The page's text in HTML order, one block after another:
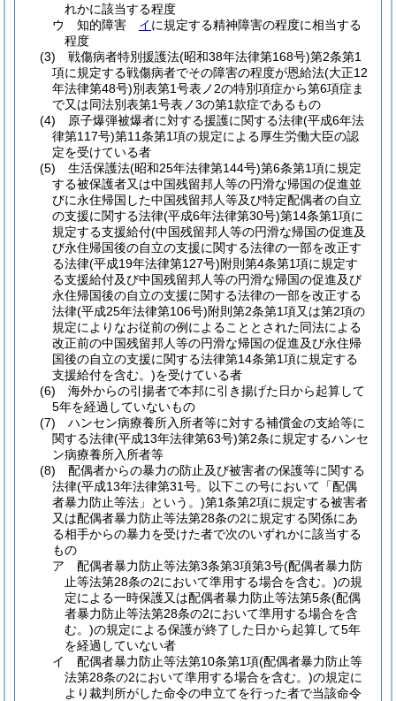
れかに該当する程度
ウ
知的障害 イに規定する精神障害の程度に相当する
程度
(3)
戦傷病者特別援護法(昭和38年法律第168号)第2条第1
項に規定する戦傷病者でその障害の程度が恩給法(大正12
年法律第48号)別表第1号表ノ2の特別項症から第6項症ま
で又は同法別表第1号表ノ3の第1款症であるもの
(4)
原子爆弾被爆者に対する援護に関する法律(平成6年法
律第117号)第11条第1項の規定による厚生労働大臣の認
定を受けている者
(5)
生活保護法(昭和25年法律第144号)第6条第1項に規定
する被保護者又は中国残留邦人等の円滑な帰国の促進並
びに永住帰国した中国残留邦人等及び特定配偶者の自立
の支援に関する法律(平成6年法律第30号)第14条第1項に
規定する支援給付(中国残留邦人等の円滑な帰国の促進及
び永住帰国後の自立の支援に関する法律の一部を改正す
る法律(平成19年法律第127号)附則第4条第1項に規定す
る支援給付及び中国残留邦人等の円滑な帰国の促進及び
永住帰国後の自立の支援に関する法律の一部を改正する
法律(平成25年法律第106号)附則第2条第1項又は第2項の
規定によりなお従前の例によることとされた同法による
改正前の中国残留邦人等の円滑な帰国の促進及び永住帰
国後の自立の支援に関する法律第14条第1項に規定する
支援給付を含む。)を受けている者
(6)
海外からの引揚者で本邦に引き揚げた日から起算して
5年を経過していないもの
(7)
ハンセン病療養所入所者等に対する補償金の支給等に
関する法律(平成13年法律第63号)第2条に規定するハンセ
ン病療養所入所者等
(8)
配偶者からの暴力の防止及び被害者の保護等に関する
法律(平成13年法律第31号。以下この号において「配偶
者暴力防止等法」という。)第1条第2項に規定する被害者
又は配偶者暴力防止等法第28条の2に規定する関係にあ
る相手からの暴力を受けた者で次のいずれかに該当する
もの
ア
配偶者暴力防止等法第3条第3項第3号(配偶者暴力防
止等法第28条の2において準用する場合を含む。)の規
定による一時保護又は配偶者暴力防止等法第5条(配偶
者暴力防止等法第28条の2において準用する場合を含
む。)の規定による保護が終了した日から起算して5年
を経過していない者
イ
配偶者暴力防止等法第10条第1項(配偶者暴力防止等
法第28条の2において準用する場合を含む。)の規定に
より裁判所がした命令の申立てを行った者で当該命令